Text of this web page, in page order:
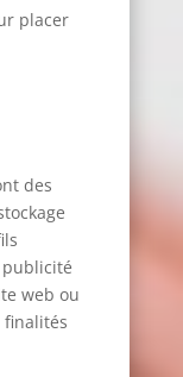
placer
des
publicité
web ou
finalités